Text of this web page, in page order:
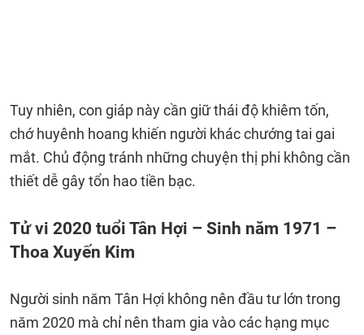
Tuy nhiên, con giáp này cần giữ thái độ khiêm tốn,
chớ huyênh hoang khiến người khác chướng tai gai
mắt. Chủ động tránh những chuyện thị phi không cần
thiết dễ gây tổn hao tiền bạc.
Tử vi 2020 tuổi Tân Hợi – Sinh năm 1971 –
Thoa Xuyến Kim
Người sinh năm Tân Hợi không nên đầu tư lớn trong
năm 2020 mà chỉ nên tham gia vào các hạng mục